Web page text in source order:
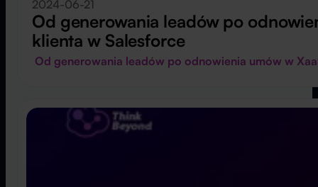
2024-06-21
Od generowania leadów po
klienta w Salesforce
Od generowania leadów po odnowienia umów w